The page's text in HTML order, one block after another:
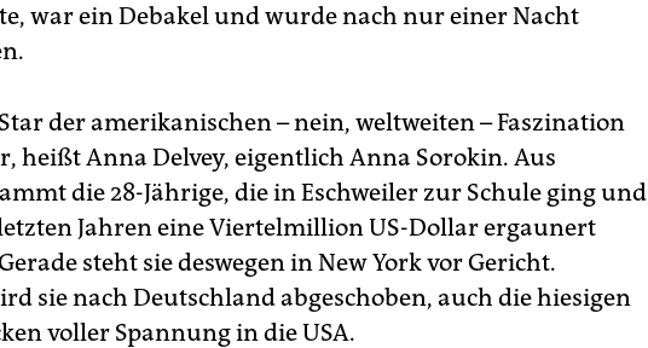
war ein Debakel und wurde nach nur einer Nacht
der amerikanischen – nein, weltweiten – Faszination
heißt Anna Delvey, eigentlich Anna Sorokin. Aus
die 28-Jährige, die in Eschweiler zur Schule ging und
Jahren eine Viertelmillion US-Dollar ergaunert
steht sie deswegen in New York vor Gericht.
sie nach Deutschland abgeschoben, auch die hiesigen
voller Spannung in die USA.